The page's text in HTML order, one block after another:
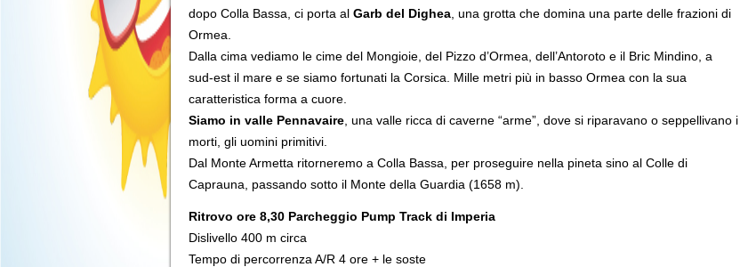
dopo Colla Bassa, ci porta al Garb del Dighea , una grotta che domina una parte delle frazioni di
Ormea.
Dalla cima vediamo le cime del Mongioie, del Pizzo d’Ormea, dell’Antoroto e il Bric Mindino, a
sud-est il mare e se siamo fortunati la Corsica. Mille metri più in basso Ormea con la sua
caratteristica forma a cuore.
Siamo in valle Pennavaire , una valle ricca di caverne “arme”, dove si riparavano o seppellivano i
morti, gli uomini primitivi.
Dal Monte Armetta ritorneremo a Colla Bassa, per proseguire nella pineta sino al Colle di
Caprauna, passando sotto il Monte della Guardia (1658 m).
Ritrovo ore 8,30 Parcheggio Pump Track di Imperia
Dislivello 400 m circa
Tempo di percorrenza A/R 4 ore + le soste